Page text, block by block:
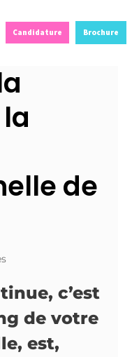
Candidature Brochure
de
c’est
de votre
est,